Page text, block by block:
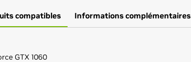
compatibles Informations complémentaires
GTX 1060